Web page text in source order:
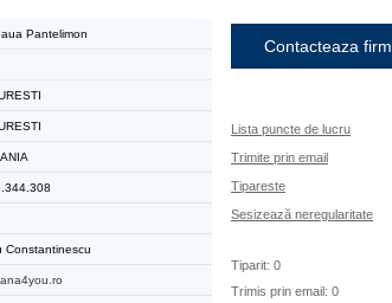
Pantelimon
Constantinescu
Contacteaza
Lista puncte de lucru
Trimite prin email
Tipareste
Sesizează neregularitate
Tiparit: 0
Trimis prin email: 0